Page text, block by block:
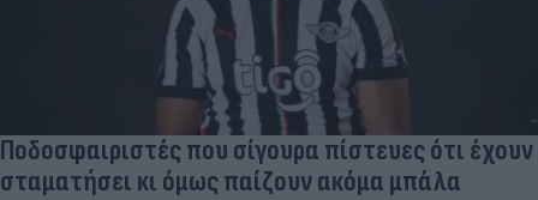
Ποδοσφαιριστές που σίγουρα πίστευες ότι έχουν
σταματήσει κι όμως παίζουν ακόμα μπάλα